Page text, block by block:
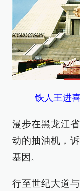
铁人王进
漫步在黑龙江
动的抽油机，
基因。
行至世纪大道